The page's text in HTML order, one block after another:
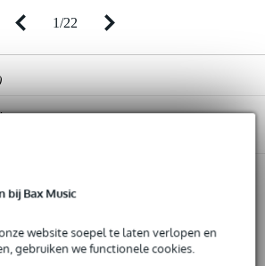
bij Bax Music
website soepel te laten verlopen en
gebruiken we functionele cookies.
1/22
Bestel nu en ontvang binnen circa 12
In winkelwagen